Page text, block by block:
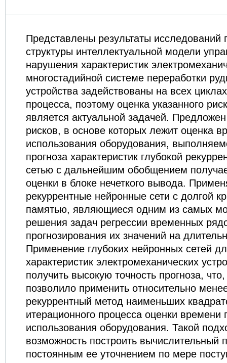
Представлены результаты исследований
структуры интеллектуальной модели
нарушения характеристик
многостадийной системе переработки
устройства задействованы на всех
процесса, поэтому оценка указанного
является актуальной задачей.
рисков, в основе которых лежит оценка
использования оборудования,
прогноза характеристик глубокой
сетью с дальнейшим обобщением
оценки в блоке нечеткого вывода.
рекуррентные нейронные сети с долгой
памятью, являющиеся одним из самых
решения задач регрессии временных
прогнозирования их значений на
Применение глубоких нейронных сетей
характеристик электромеханических
получить высокую точность прогноза,
позволило применить относительно
рекуррентный метод наименьших
итерационного процесса оценки времени
использования оборудования. Такой
возможность построить вычислительный
постоянным ее уточнением по мере